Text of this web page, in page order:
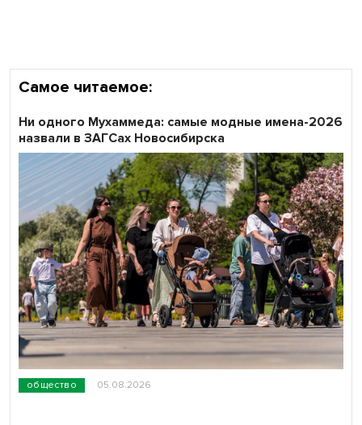
Самое читаемое:
общество 05.08.2026
Ни одного Мухаммеда: самые модные имена-2026
назвали в ЗАГСах Новосибирска